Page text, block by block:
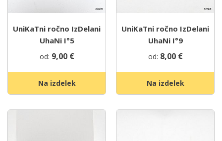
UniKaTni ročno IzDelani
UhaNi I°5
od: 9,00 €
Na izdelek
UniKaTni ročno IzDelani
UhaNi I°9
od: 8,00 €
Na izdelek